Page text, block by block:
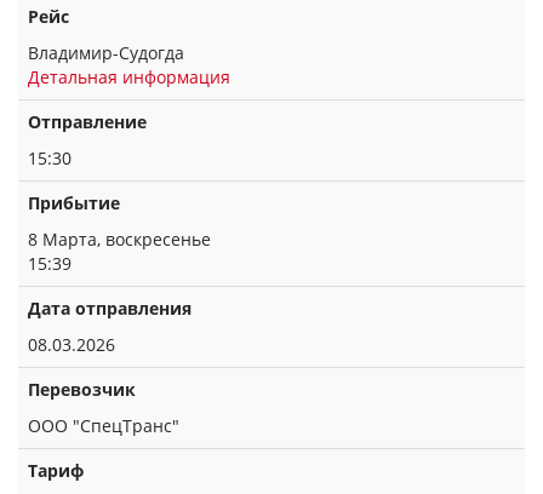
Рейс
Владимир-Судогда
Детальная информация
Отправление
15:30
Прибытие
8 Марта, воскресенье
15:39
Дата отправления
08.03.2026
Перевозчик
ООО "СпецТранс"
Тариф